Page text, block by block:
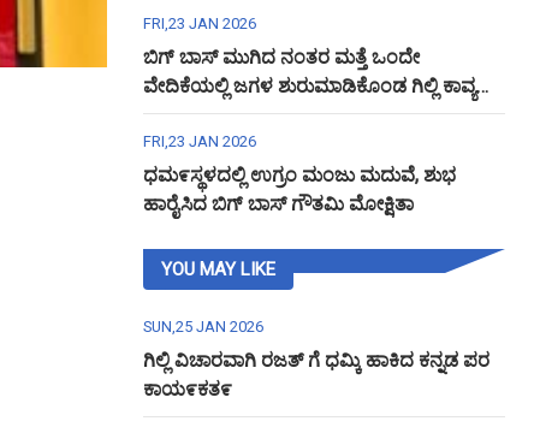
FRI,23 JAN 2026
ಬಿಗ್ ಬಾಸ್ ಮುಗಿದ ನಂತರ ಮತ್ತೆ ಒಂದೇ
ವೇದಿಕೆಯಲ್ಲಿ ಜಗಳ ಶುರುಮಾಡಿಕೊಂಡ ಗಿಲ್ಲಿ ಕಾವ್ಯ
ಅಶ್ವಿನಿ ಗೌಡ
FRI,23 JAN 2026
ಧಮ೯ಸ್ಥಳದಲ್ಲಿ ಉಗ್ರಂ ಮಂಜು ಮದುವೆ, ಶುಭ
ಹಾರೈಸಿದ ಬಿಗ್ ಬಾಸ್ ಗೌತಮಿ ಮೋಕ್ಷಿತಾ
YOU MAY LIKE
SUN,25 JAN 2026
ಗಿಲ್ಲಿ ವಿಚಾರವಾಗಿ ರಜತ್ ಗೆ ಧಮ್ಕಿ ಹಾಕಿದ ಕನ್ನಡ ಪರ
ಕಾಯ೯ಕತ೯